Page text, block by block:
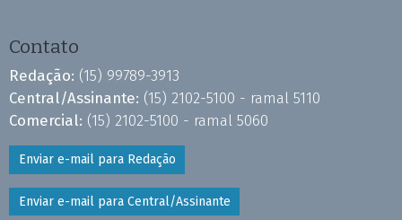
Contato
Redação: (15) 99789-3913
Central/Assinante: (15) 2102-5100 - ramal 5110
Comercial: (15) 2102-5100 - ramal 5060
Enviar e-mail para Redação
Enviar e-mail para Central/Assinante